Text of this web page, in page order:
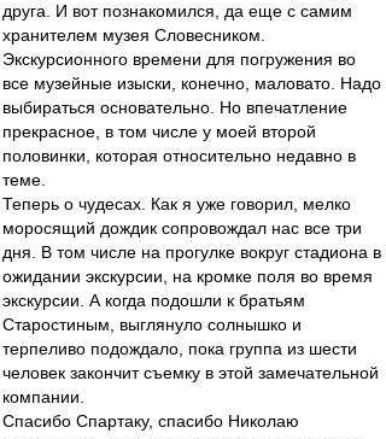
друга. И вот познакомился, да еще с самим
хранителем музея Словесником.
Экскурсионного времени для погружения во
все музейные изыски, конечно, маловато. Надо
выбираться основательно. Но впечатление
прекрасное, в том числе у моей второй
половинки, которая относительно недавно в
теме.
Теперь о чудесах. Как я уже говорил, мелко
моросящий дождик сопровождал нас все три
дня. В том числе на прогулке вокруг стадиона в
ожидании экскурсии, на кромке поля во время
экскурсии. А когда подошли к братьям
Старостиным, выглянуло солнышко и
терпеливо подождало, пока группа из шести
человек закончит съемку в этой замечательной
компании.
Спасибо Спартаку, спасибо Николаю